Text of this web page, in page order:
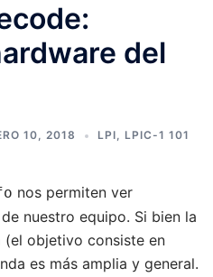
del
10, 2018 LPI, LPIC-1 101
nos permiten ver
nuestro equipo. Si bien la
(el objetivo consiste en
es más amplia y general.